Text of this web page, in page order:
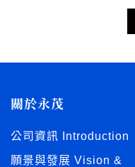
關於永茂
公司資訊 Introduction
願景與發展 Vision &